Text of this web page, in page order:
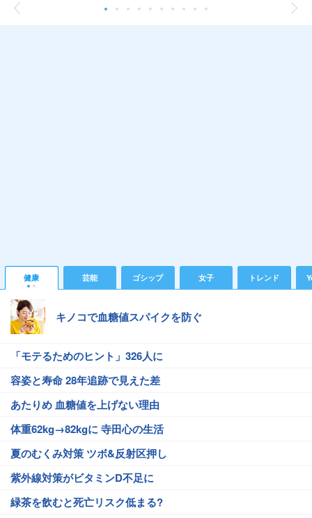
健康 芸能 ゴシップ 女子 トレンド
キノコで血糖値スパイクを防ぐ
「モテるためのヒント」326人に
容姿と寿命 28年追跡で見えた差
あたりめ 血糖値を上げない理由
体重62kg→82kgに 寺田心の生活
夏のむくみ対策 ツボ&反射区押し
紫外線対策がビタミンD不足に
緑茶を飲むと死亡リスク低まる?